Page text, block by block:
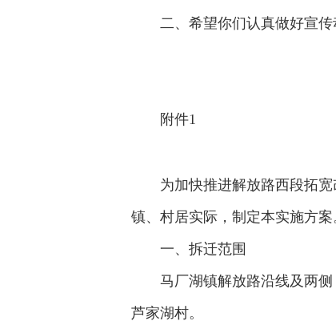
二、希望你们认真做好宣
附件1
为加快推进解放路西段拓
镇、村居实际，制定本实施方案
一、拆迁范围
马厂湖镇解放路沿线及两
芦家湖村。